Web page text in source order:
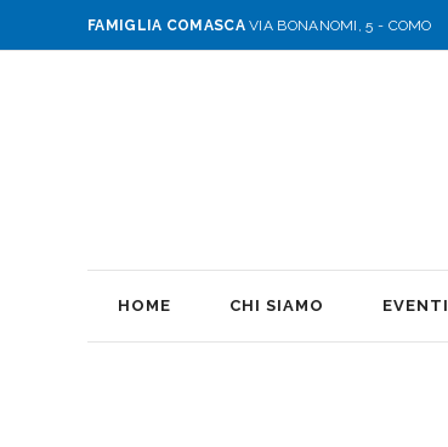
FAMIGLIA COMASCAVIA BONANOMI, 5 - COMO
HOME CHI SIAMO EVENTI